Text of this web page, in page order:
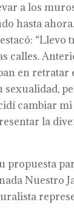
a los
hasta
“Llevo
calles.
en retratar
sexualidad,
cambiar
la
propuesta
Nuestro